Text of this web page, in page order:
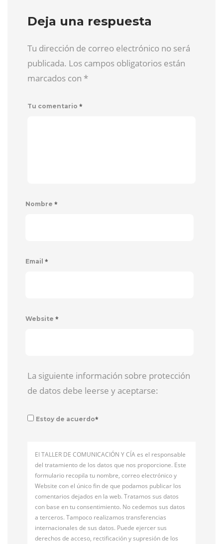
Deja una respuesta
Tu dirección de correo electrónico no será
publicada. Los campos obligatorios están
marcados con *
Tu comentario *
Nombre *
Email *
Website *
La siguiente información sobre protección
de datos debe leerse y aceptarse:
Estoy de acuerdo*
El TALLER DE COMUNICACIÓN Y CÍA es el responsable
del tratamiento de los datos que nos proporcione. Este
formulario recopila tu nombre, correo electrónico y
Website con el único fin de que podamos publicar los
comentarios dejados en la web. Tratamos sus datos
con base en tu consentimiento. No cedemos sus datos
a terceros. Tampoco realizamos transferencias
internacionales de sus datos. Puede ejercer sus
derechos de acceso, rectificación y supresión de los